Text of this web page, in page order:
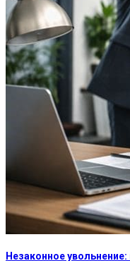
Незаконное